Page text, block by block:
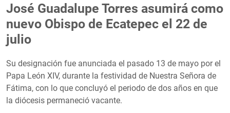
José Guadalupe Torres asumirá como
nuevo Obispo de Ecatepec el 22 de
julio
Su designación fue anunciada el pasado 13 de mayo por el
Papa León XIV, durante la festividad de Nuestra Señora de
Fátima, con lo que concluyó el periodo de dos años en que
la diócesis permaneció vacante.